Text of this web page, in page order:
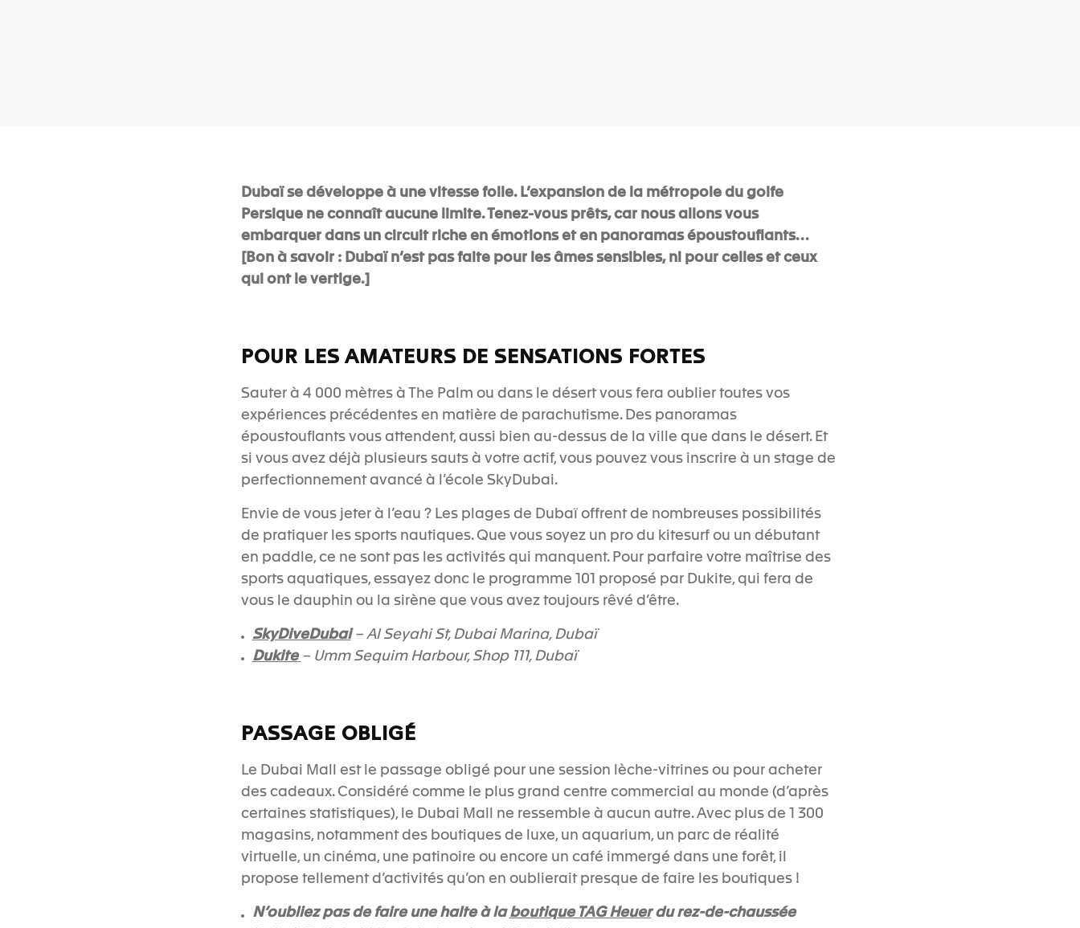
Dubaï se développe à une vitesse folle. L’expansion de la métropole du golfe
Persique ne connaît aucune limite. Tenez-vous prêts, car nous allons vous
embarquer dans un circuit riche en émotions et en panoramas époustouflants…
[Bon à savoir : Dubaï n’est pas faite pour les âmes sensibles, ni pour celles et ceux
qui ont le vertige.]
POUR LES AMATEURS DE SENSATIONS FORTES
Sauter à 4 000 mètres à The Palm ou dans le désert vous fera oublier toutes vos
expériences précédentes en matière de parachutisme. Des panoramas
époustouflants vous attendent, aussi bien au-dessus de la ville que dans le désert. Et
si vous avez déjà plusieurs sauts à votre actif, vous pouvez vous inscrire à un stage de
perfectionnement avancé à l’école SkyDubai.
Envie de vous jeter à l’eau ? Les plages de Dubaï offrent de nombreuses possibilités
de pratiquer les sports nautiques. Que vous soyez un pro du kitesurf ou un débutant
en paddle, ce ne sont pas les activités qui manquent. Pour parfaire votre maîtrise des
sports aquatiques, essayez donc le programme 101 proposé par Dukite, qui fera de
vous le dauphin ou la sirène que vous avez toujours rêvé d’être.
SkyDiveDubai– Al Seyahi St, Dubai Marina, Dubaï
Dukite – Umm Sequim Harbour, Shop 111, Dubaï
PASSAGE OBLIGÉ
Le Dubai Mall est le passage obligé pour une session lèche-vitrines ou pour acheter
des cadeaux. Considéré comme le plus grand centre commercial au monde (d’après
certaines statistiques), le Dubai Mall ne ressemble à aucun autre. Avec plus de 1 300
magasins, notamment des boutiques de luxe, un aquarium, un parc de réalité
virtuelle, un cinéma, une patinoire ou encore un café immergé dans une forêt, il
propose tellement d’activités qu’on en oublierait presque de faire les boutiques !
N’oubliez pas de faire une halte à laboutique TAG Heuerdu rez-de-chaussée